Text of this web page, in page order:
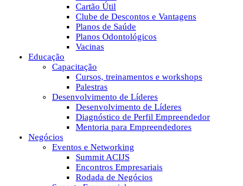
Cartão Útil
Clube de Descontos e Vantagens
Planos de Saúde
Planos Odontológicos
Vacinas
Educação
Capacitação
Cursos, treinamentos e workshops
Palestras
Desenvolvimento de Líderes
Desenvolvimento de Líderes
Diagnóstico de Perfil Empreendedor
Mentoria para Empreendedores
Negócios
Eventos e Networking
Summit ACIJS
Encontros Empresariais
Rodada de Negócios